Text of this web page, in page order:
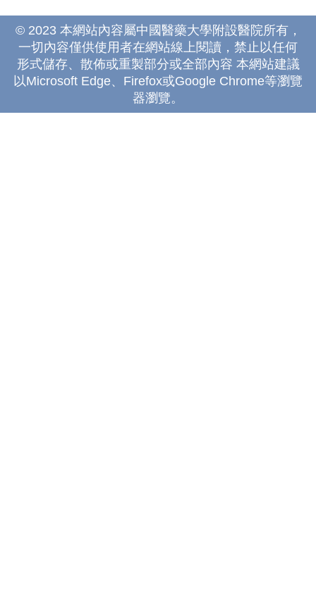
© 2023 本網站內容屬中國醫藥大學附設醫院所有，
一切內容僅供使用者在網站線上閱讀，禁止以任何
形式儲存、散佈或重製部分或全部內容 本網站建議
以Microsoft Edge、Firefox或Google Chrome等瀏覽
器瀏覽。